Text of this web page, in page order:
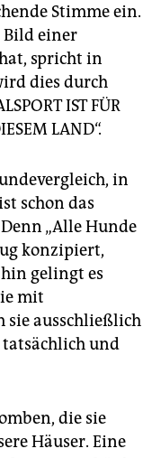
Stimme ein.
Bild einer
spricht in
dies durch
IST FÜR
LAND“.
in
schon das
„Alle Hunde
konzipiert,
gelingt es
mit
sie ausschließlich
tatsächlich und
die sie
Häuser. Eine